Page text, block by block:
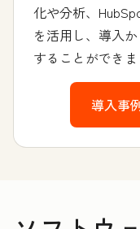
化や分析、
を活用し、導入
することができま
導入事